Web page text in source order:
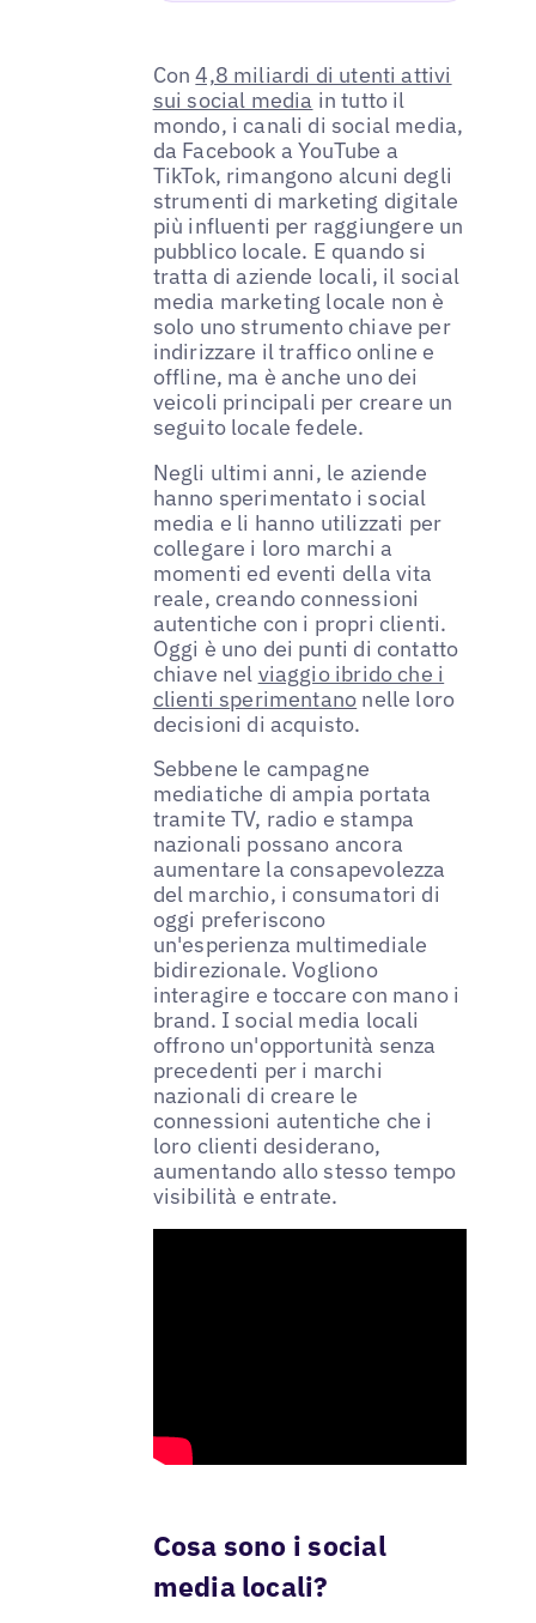
Con4,8 miliardi di utenti attivi
sui social media in tutto il
mondo, i canali di social media,
da Facebook a YouTube a
TikTok, rimangono alcuni degli
strumenti di marketing digitale
più influenti per raggiungere un
pubblico locale. E quando si
tratta di aziende locali, il social
media marketing locale non è
solo uno strumento chiave per
indirizzare il traffico online e
offline, ma è anche uno dei
veicoli principali per creare un
seguito locale fedele.
Negli ultimi anni, le aziende
hanno sperimentato i social
media e li hanno utilizzati per
collegare i loro marchi a
momenti ed eventi della vita
reale, creando connessioni
autentiche con i propri clienti.
Oggi è uno dei punti di contatto
chiave nel viaggio ibrido che i
clienti sperimentano nelle loro
decisioni di acquisto.
Sebbene le campagne
mediatiche di ampia portata
tramite TV, radio e stampa
nazionali possano ancora
aumentare la consapevolezza
del marchio, i consumatori di
oggi preferiscono
un'esperienza multimediale
bidirezionale. Vogliono
interagire e toccare con mano i
brand. I social media locali
offrono un'opportunità senza
precedenti per i marchi
nazionali di creare le
connessioni autentiche che i
loro clienti desiderano,
aumentando allo stesso tempo
visibilità e entrate.
Cosa sono i social
media locali?